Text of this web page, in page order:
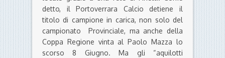
detto, il Portoverrara Calcio detiene il
titolo di campione in carica, non solo del
campionato Provinciale, ma anche della
Coppa Regione vinta al Paolo Mazza lo
scorso 8 Giugno. Ma gli “aquilotti